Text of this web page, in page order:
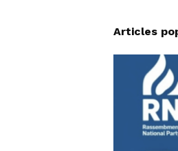
Articles